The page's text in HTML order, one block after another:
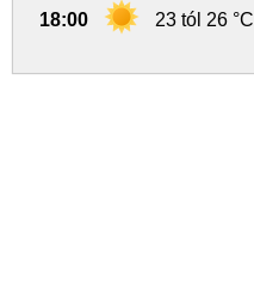
18:00 23 tól 26 °C